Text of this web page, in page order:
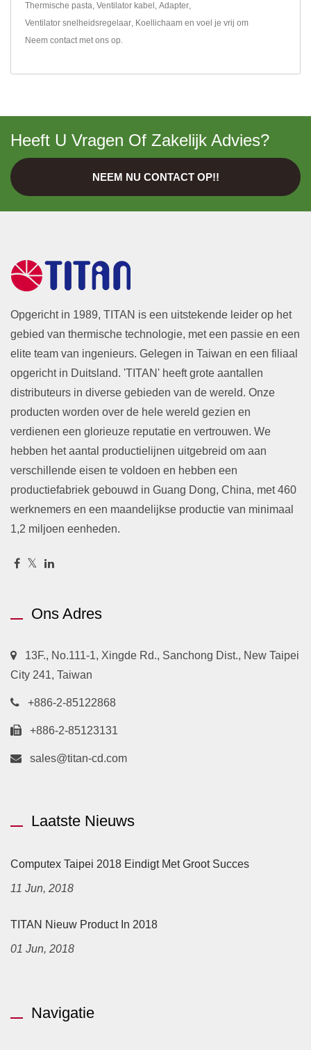
Thermische pasta, Ventilator kabel , Adapter,
Ventilator snelheidsregelaar, Koellichaam en voel je vrij om
Neem contact met ons op.
Heeft U Vragen Of Zakelijk Advies?
NEEM NU CONTACT OP!!
Opgericht in 1989, TITAN is een uitstekende leider op het
gebied van thermische technologie, met een passie en een
elite team van ingenieurs. Gelegen in Taiwan en een filiaal
opgericht in Duitsland. 'TITAN' heeft grote aantallen
distributeurs in diverse gebieden van de wereld. Onze
producten worden over de hele wereld gezien en
verdienen een glorieuze reputatie en vertrouwen. We
hebben het aantal productielijnen uitgebreid om aan
verschillende eisen te voldoen en hebben een
productiefabriek gebouwd in Guang Dong, China, met 460
werknemers en een maandelijkse productie van minimaal
1,2 miljoen eenheden.
Ons Adres
13F., No.111-1, Xingde Rd., Sanchong Dist., New Taipei
City 241, Taiwan
+886-2-85122868
+886-2-85123131
sales@titan-cd.com
Laatste Nieuws
Computex Taipei 2018 Eindigt Met Groot Succes
11 Jun, 2018
TITAN Nieuw Product In 2018
01 Jun, 2018
Navigatie